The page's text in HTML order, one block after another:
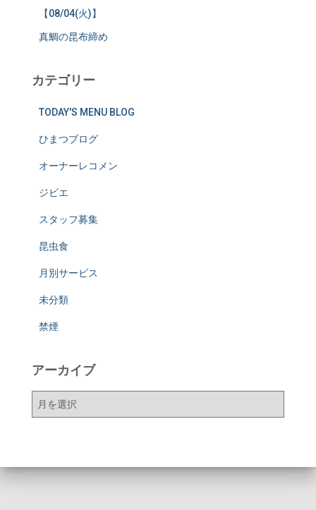
【08/04(火)】
真鯛の昆布締め
カテゴリー
TODAY'S MENU BLOG
ひまつブログ
オーナーレコメン
ジビエ
スタッフ募集
昆虫食
月別サービス
未分類
禁煙
アーカイブ
ア